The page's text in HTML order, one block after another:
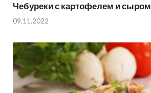
Чебуреки с картофелем и сыром
09.11.2022